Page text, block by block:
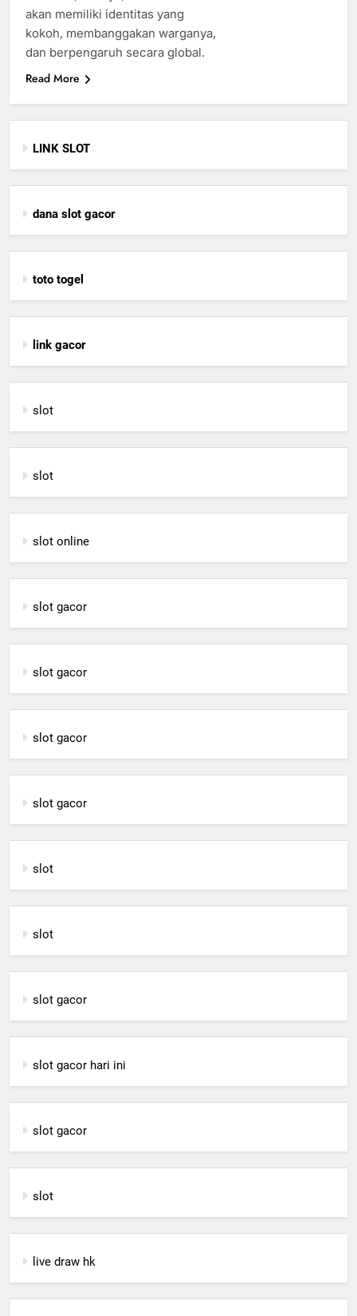
akan memiliki identitas yang
kokoh, membanggakan warganya,
dan berpengaruh secara global.
Read More
LINK SLOT
dana slot gacor
toto togel
link gacor
slot
slot
slot online
slot gacor
slot gacor
slot gacor
slot gacor
slot
slot
slot gacor
slot gacor hari ini
slot gacor
slot
live draw hk